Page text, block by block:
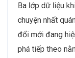
Ba lớp dữ liệu
chuyện nhất
đổi mới đang
phá tiếp theo